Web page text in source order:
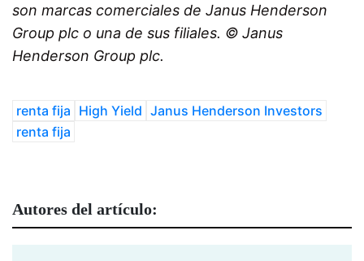
son marcas comerciales de Janus Henderson
Group plc o una de sus filiales. © Janus
Henderson Group plc.
renta fija High Yield Janus Henderson Investors
renta fija
Autores del artículo: